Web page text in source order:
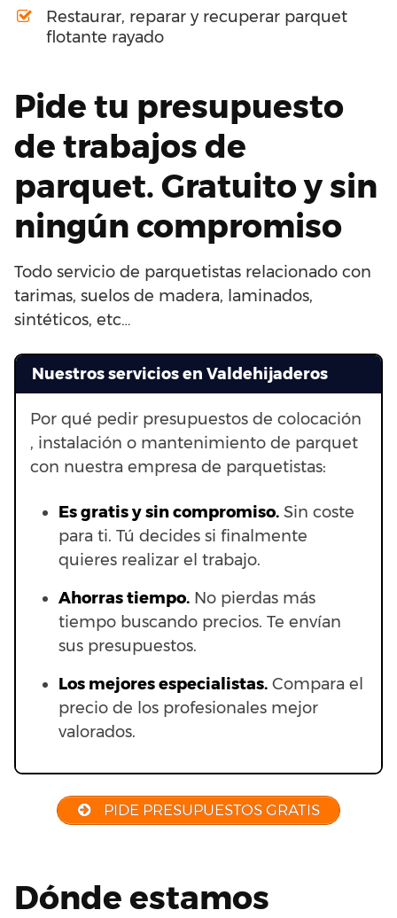
Restaurar, reparar y recuperar parquet
flotante rayado
Pide tu presupuesto
de trabajos de
parquet. Gratuito y sin
ningún compromiso
Todo servicio de parquetistas relacionado con
tarimas, suelos de madera, laminados,
sintéticos, etc…
Nuestros servicios en Valdehijaderos
Por qué pedir presupuestos de colocación
, instalación o mantenimiento de parquet
con nuestra empresa de parquetistas:
Es gratis y sin compromiso. Sin coste
para ti. Tú decides si finalmente
quieres realizar el trabajo.
Ahorras tiempo. No pierdas más
tiempo buscando precios. Te envían
sus presupuestos.
Los mejores especialistas. Compara el
precio de los profesionales mejor
valorados.
PIDE PRESUPUESTOS GRATIS
Dónde estamos